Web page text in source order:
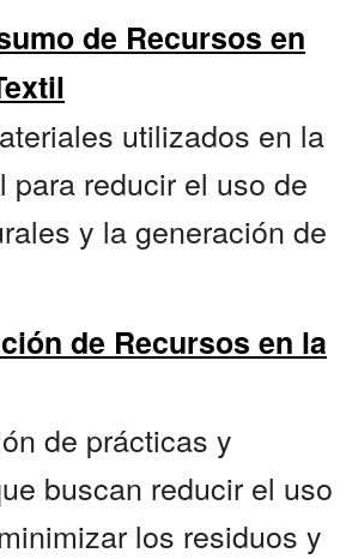
de Recursos en
utilizados en la
para reducir el uso de
y la generación de
de Recursos en la
de prácticas y
buscan reducir el uso
los residuos y